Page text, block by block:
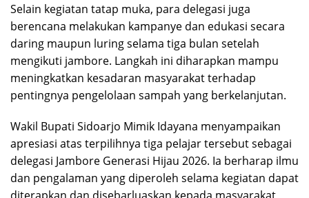
Selain kegiatan tatap muka, para delegasi juga
berencana melakukan kampanye dan edukasi secara
daring maupun luring selama tiga bulan setelah
mengikuti jambore. Langkah ini diharapkan mampu
meningkatkan kesadaran masyarakat terhadap
pentingnya pengelolaan sampah yang berkelanjutan.
Wakil Bupati Sidoarjo Mimik Idayana menyampaikan
apresiasi atas terpilihnya tiga pelajar tersebut sebagai
delegasi Jambore Generasi Hijau 2026. Ia berharap ilmu
dan pengalaman yang diperoleh selama kegiatan dapat